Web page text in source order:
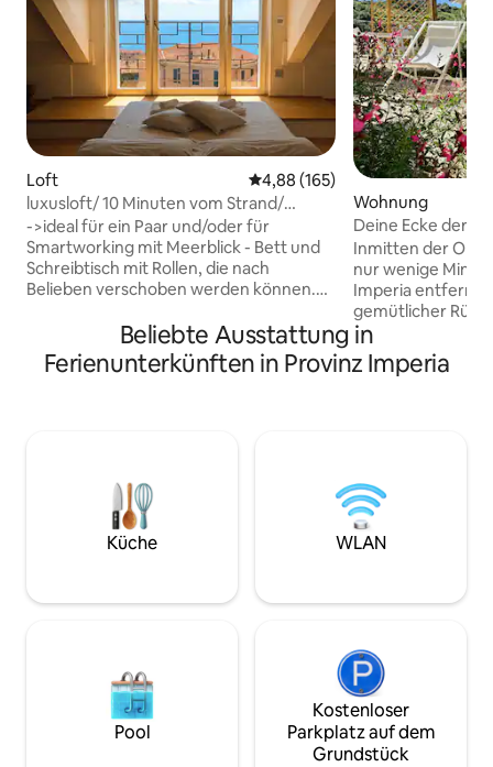
Loft Durchschnittliche Bewertung:
4,88 (165)
luxusloft/ 10 Minuten vom Strand/
Aussicht
->ideal für ein Paar und/oder für
Smartworking mit Meerblick - Bett und
Schreibtisch mit Rollen, die nach
Belieben verschoben werden können.
dem Meer vor sich! -Strände und
Parkplätze 10 Minuten zu Fuß über
Treppen erreichbar -
WLAN - Trainingsgeräte verfügbar -
französisches Bett 140x190 -
Geschirrspüler,Waschmaschine -
Wohnung
Deine Ecke der
mit Blick auf die
Inmitten der
nur wenige
Imperia entfernt,
gemütlicher
Komfort und
Etage mit
Empfang eines
Ihren Aufenthalt
besonderen
Ligurien, die
Beliebte Ausstattung in
Ferienunterkünften in Provinz Imperia
Küche WLAN
Pool
Kostenloser
Parkplatz auf dem
Grundstück